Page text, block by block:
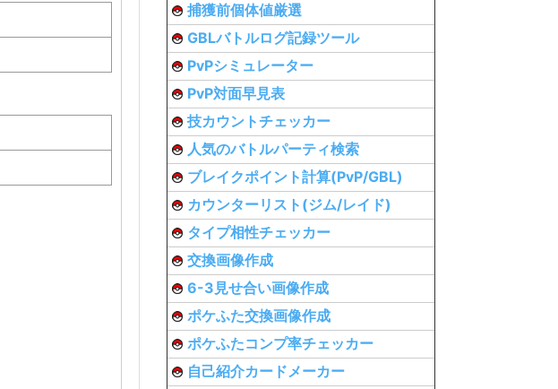
捕獲前個体値厳選
GBLバトルログ記録ツール
PvPシミュレーター
PvP対面早見表
技カウントチェッカー
人気のバトルパーティ検索
ブレイクポイント計算(PvP/GBL)
カウンターリスト(ジム/レイド)
タイプ相性チェッカー
交換画像作成
6-3見せ合い画像作成
ポケふた交換画像作成
ポケふたコンプ率チェッカー
自己紹介カードメーカー